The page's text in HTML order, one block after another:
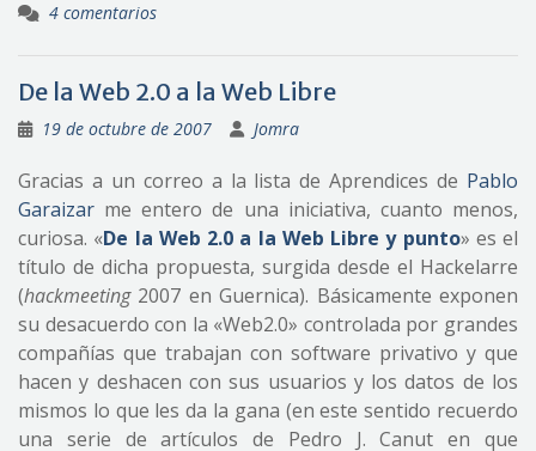
4 comentarios
De la Web 2.0 a la Web Libre
19 de octubre de 2007 Jomra
Gracias a un correo a la lista de Aprendices de Pablo
Garaizar me entero de una iniciativa, cuanto menos,
curiosa. «De la Web 2.0 a la Web Libre y punto» es el
título de dicha propuesta, surgida desde el Hackelarre
(hackmeeting2007 en Guernica). Básicamente exponen
su desacuerdo con la «Web2.0» controlada por grandes
compañías que trabajan con software privativo y que
hacen y deshacen con sus usuarios y los datos de los
mismos lo que les da la gana (en este sentido recuerdo
una serie de artículos de Pedro J. Canut en que